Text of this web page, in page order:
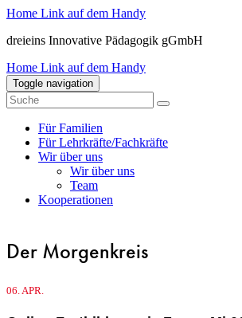
Home Link auf dem Handy
dreieins Innovative Pädagogik gGmbH
Home Link auf dem Handy
Toggle navigation
Für Familien
Für Lehrkräfte/Fachkräfte
Wir über uns
Wir über uns
Team
Kooperationen
Der Morgenkreis
06.APR.